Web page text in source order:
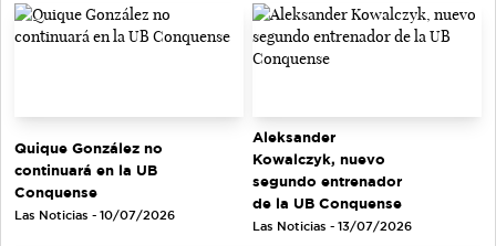
Quique González no
continuará en la UB
Conquense
Las Noticias - 10/07/2026
Aleksander
Kowalczyk, nuevo
segundo entrenador
de la UB Conquense
Las Noticias - 13/07/2026